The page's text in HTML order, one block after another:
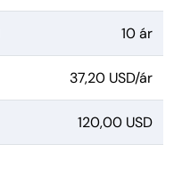
10 ár
37,20 USD/ár
120,00 USD